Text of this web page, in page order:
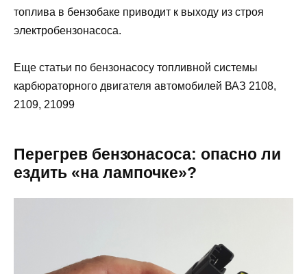
топлива в бензобаке приводит к выходу из строя
электробензонасоса.
Еще статьи по бензонасосу топливной системы
карбюраторного двигателя автомобилей ВАЗ 2108,
2109, 21099
Перегрев бензонасоса: опасно ли
ездить «на лампочке»?